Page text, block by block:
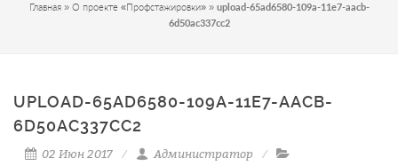
Главная» О проекте «Профстажировки»» upload-65ad6580-109a-11e7-aacb-
6d50ac337cc2
UPLOAD-65AD6580-109A-11E7-AACB-
6D50AC337CC2
02 Июн 2017 Администратор